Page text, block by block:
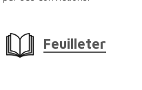
Feuilleter